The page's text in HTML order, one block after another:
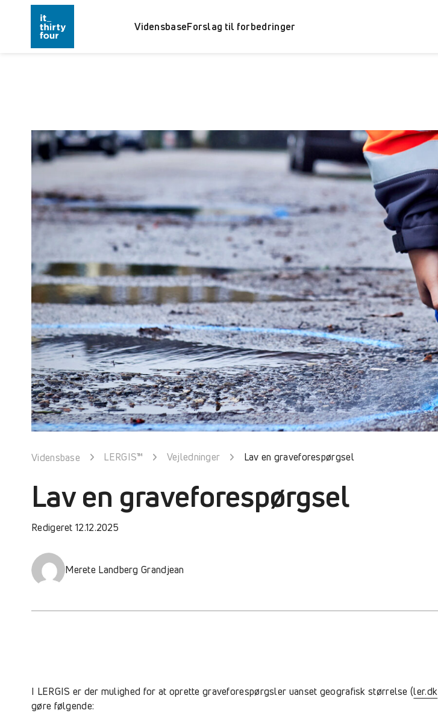
VidensbaseForslag til forbedringer
Vidensbase LERGIS™ Vejledninger Lav en graveforespørgsel
Lav en graveforespørgsel
Redigeret 12.12.2025
Merete Landberg Grandjean
I LERGIS er der mulighed for at oprette graveforespørgsler uanset geografisk størrelse (ler.dk
gøre følgende: